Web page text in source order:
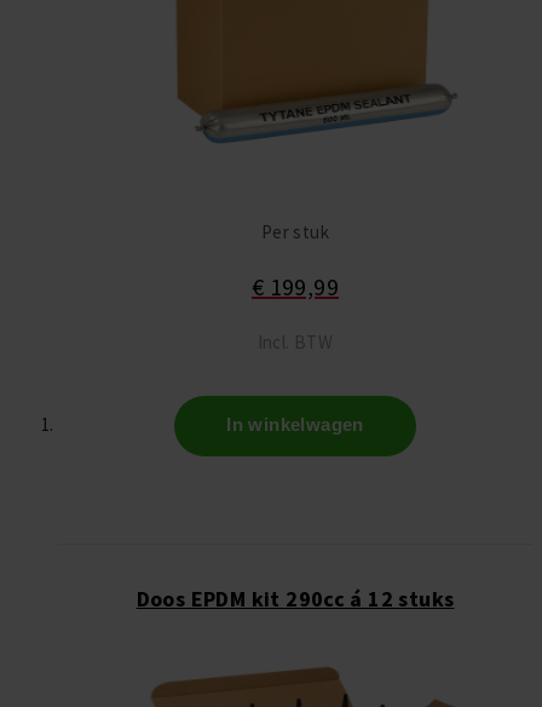
Per stuk
€ 199,99
Incl. BTW
In winkelwagen
Doos EPDM kit 290cc á 12 stuks